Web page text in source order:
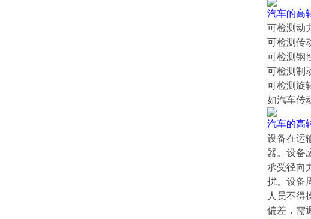
汽车的高
可检测动
可检测传
可检测钢
可检测制
可检测旋
如汽车传
汽车的高
设备在运
器。设备
承受径向
扰。设备
人员不得
偏差，需